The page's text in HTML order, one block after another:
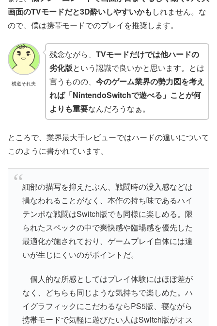
画面のTVモードだと3D酔いしやすいかも しれません。な
ので、僕は携帯モードでのプレイを推奨します。
横道それ夫
残念ながら、 TVモードだけでは他ハードの
劣化版という認識で良いかと思います。とは
言うものの、 今のゲーム業界の勢力図を考え
れば「NintendoSwitchで遊べる」ことが何
よりも重要なんだろうなぁ。
ところで、業界最大手レビューではハードの違いについて
このように書かれています。
細部の描写を抑えたぶん、戦闘時の没入感などは
損なわれることがなく、本作の持ち味であるハイ
テンポな戦闘はSwitch版でも同様に楽しめる。限
られたスペックの中で爽快感や臨場感を優先した
最適化が施されており、ゲームプレイ自体には違
いが生じにくいのがポイントだ。
個人的な所感としてはプレイ体験にはほぼ差が
なく、どちらも同じような気持ちで楽しめた。ハ
イグラフィックにこだわるならPS5版、寝ながら
携帯モードで気軽に遊びたい人はSwitch版がオス